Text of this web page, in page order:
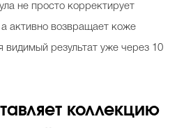
не просто корректирует
активно возвращает коже
видимый результат уже через 10
коллекцию